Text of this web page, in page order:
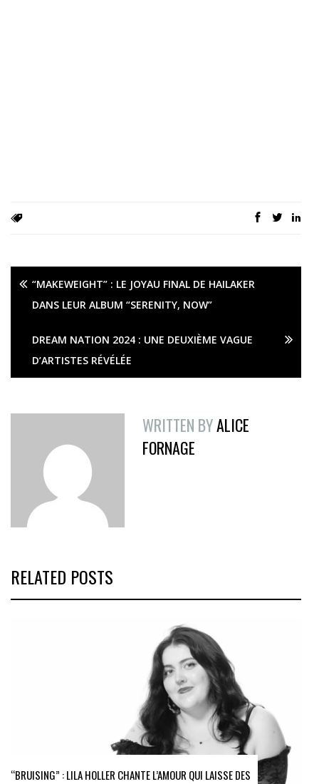
“MAKEWEIGHT” : LE JOYAU FINAL DE HAILAKER
DANS LEUR ALBUM “SERENITY, NOW”
DREAM NATION 2024 : UNE DEUXIÈME VAGUE
D’ARTISTES RÉVÉLÉE
WRITTEN BYALICE
FORNAGE
RELATED POSTS
“BRUISING” : LILA HOLLER CHANTE L’AMOUR QUI LAISSE DES